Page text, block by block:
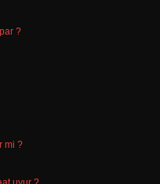
?
mi ?